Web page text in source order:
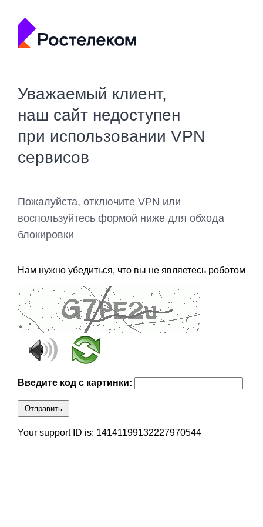
Уважаемый клиент,
наш сайт недоступен
при использовании VPN
сервисов
Пожалуйста, отключите VPN или
воспользуйтесь формой ниже для обхода
блокировки
Нам нужно убедиться, что вы не являетесь роботом
Введите код с картинки:
Отправить
Your support ID is: 14141199132227970544